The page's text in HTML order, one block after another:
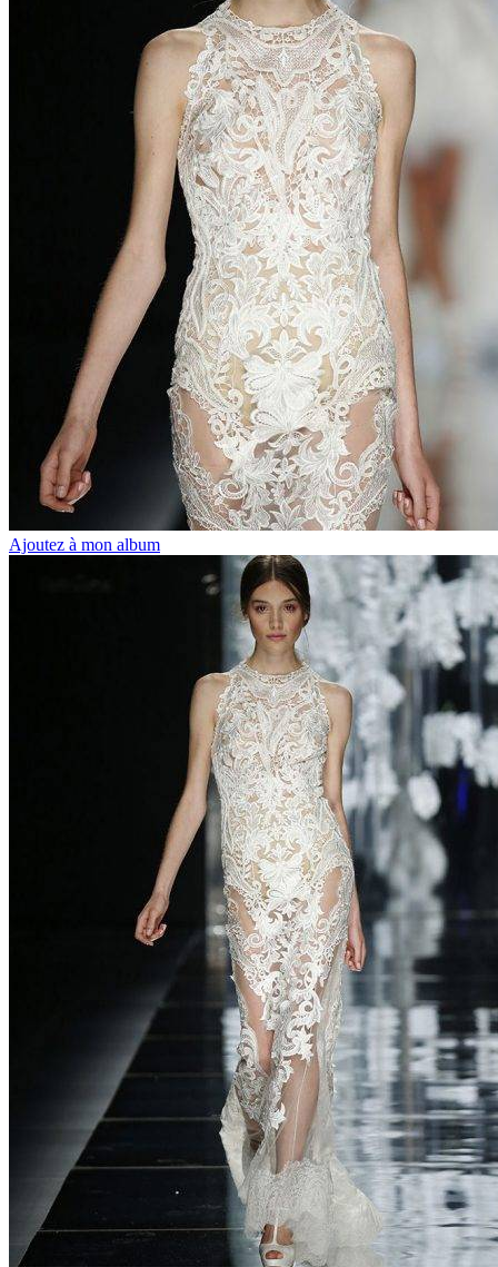
Ajoutez à mon album